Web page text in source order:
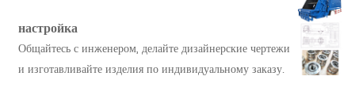
настройка
Общайтесь с инженером, делайте дизайнерские чертежи
и изготавливайте изделия по индивидуальному заказу.